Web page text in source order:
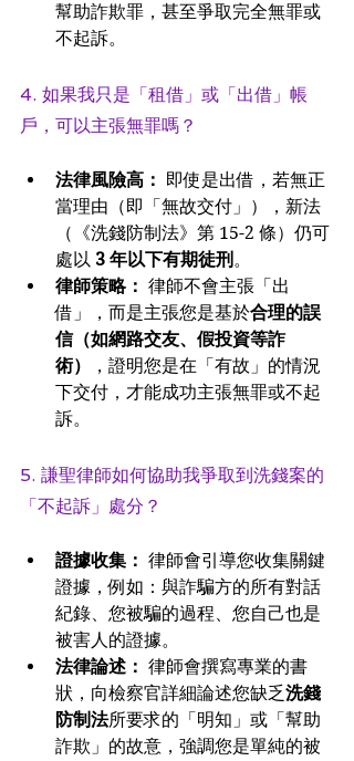
幫助詐欺罪，甚至爭取完全無罪或
不起訴。
4. 如果我只是「租借」或「出借」帳
戶，可以主張無罪嗎？
法律風險高： 即使是出借，若無正
當理由（即「無故交付」），新法
（《洗錢防制法》第 15-2 條）仍可
處以 3 年以下有期徒刑 。
律師策略： 律師不會主張「出
借」，而是主張您是基於合理的誤
信（如網路交友、假投資等詐
術）
，證明您是在「有故」的情況
下交付，才能成功主張無罪或不起
訴。
5. 謙聖律師如何協助我爭取到洗錢案的
「不起訴」處分？
證據收集： 律師會引導您收集關鍵
證據，例如：與詐騙方的所有對話
紀錄、您被騙的過程、您自己也是
被害人的證據。
法律論述： 律師會撰寫專業的書
狀，向檢察官詳細論述您缺乏洗錢
防制法所要求的「明知」或「幫助
詐欺」的故意，強調您是單純的被